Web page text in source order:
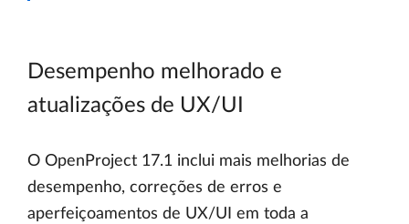
Desempenho melhorado e
atualizações de UX/UI
O OpenProject 17.1 inclui mais melhorias de
desempenho, correções de erros e
aperfeiçoamentos de UX/UI em toda a